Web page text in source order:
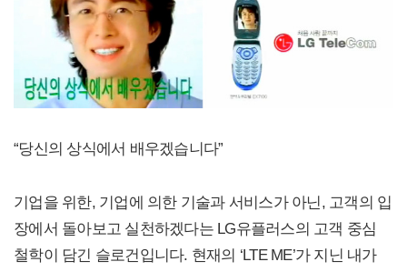
“당신의 상식에서 배우겠습니다”
기업을 위한, 기업에 의한 기술과 서비스가 아닌, 고객의 입
장에서 돌아보고 실천하겠다는 LG유플러스의 고객 중심
철학이 담긴 슬로건입니다. 현재의 ‘LTE ME’가 지닌 내가